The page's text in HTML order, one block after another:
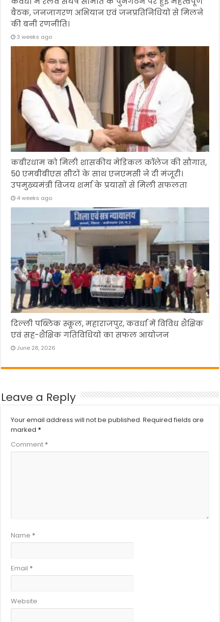
बैठक, जनजागरण अभियान एवं जनप्रतिनिधियों से मिलने
की बनी रणनीति।
3 weeks ago
कबीरधाम को मिली शासकीय मेडिकल कॉलेज की सौगात,
50 एमबीबीएस सीटों के साथ एनएमसी ने दी मंजूरी।
उपमुख्यमंत्री विजय शर्मा के प्रयासों से मिली सफलता
4 weeks ago
दिल्ली पब्लिक स्कूल, महाराजपुर, कवर्धा में विविध शैक्षिक
एवं सह-शैक्षिक गतिविधियों का सफल आयोजन
June 28, 2026
Leave a Reply
Your email address will not be published. Required fields are
marked *
Comment *
Name *
Email *
Website